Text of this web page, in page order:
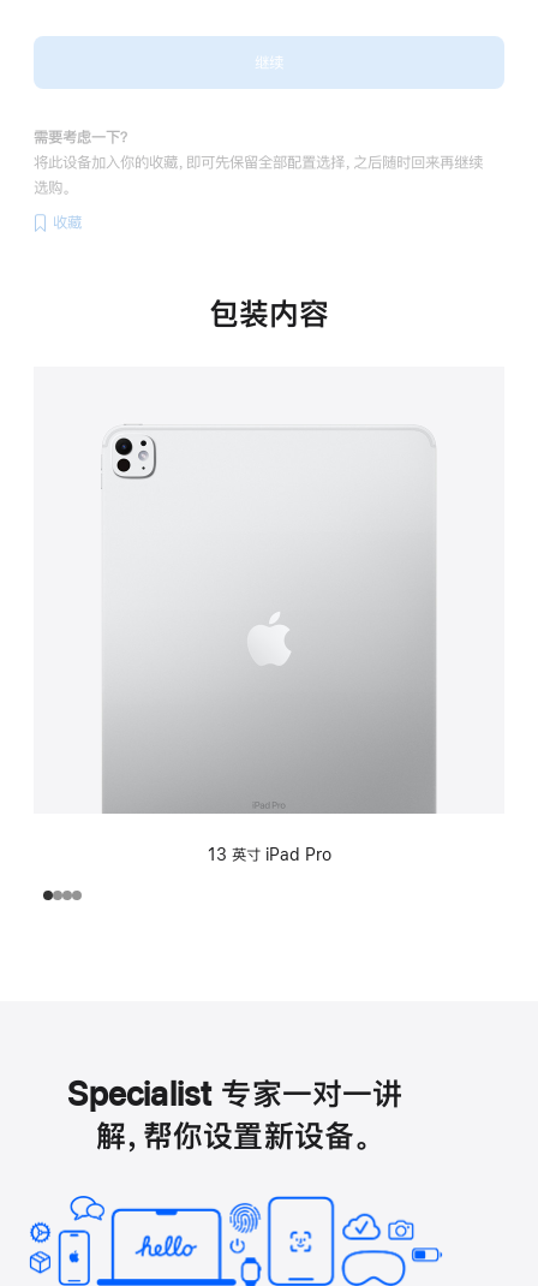
继续
需要考虑一下？
将此设备加入你的收藏，即可先保留全部配置选择，之后随时回来再继续
选购。
收藏
包装内容
13 英寸 iPad Pro
Specialist 专家一对一讲
解，帮你设置新设备。